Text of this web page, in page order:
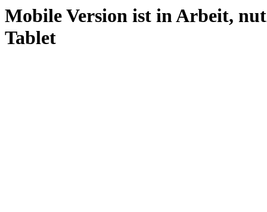
Mobile Version ist in Arbeit,
Tablet